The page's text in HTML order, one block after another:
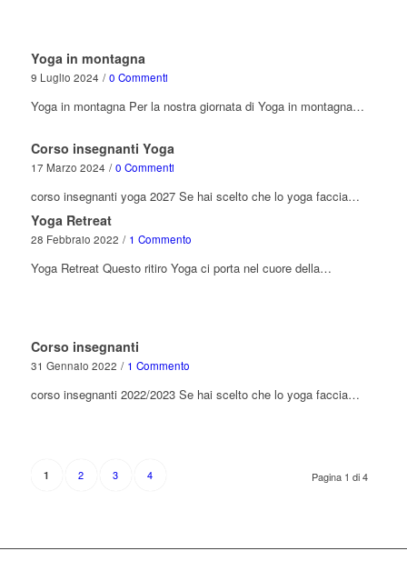
Yoga in montagna
9 Luglio 2024 / 0 Commenti
Yoga in montagna Per la nostra giornata di Yoga in montagna…
Corso insegnanti Yoga
17 Marzo 2024 / 0 Commenti
corso insegnanti yoga 2027 Se hai scelto che lo yoga faccia…
Yoga Retreat
28 Febbraio 2022 / 1 Commento
Yoga Retreat Questo ritiro Yoga ci porta nel cuore della…
Corso insegnanti
31 Gennaio 2022 / 1 Commento
corso insegnanti 2022/2023 Se hai scelto che lo yoga faccia…
Pagina 1 di 4
1 2 3 4